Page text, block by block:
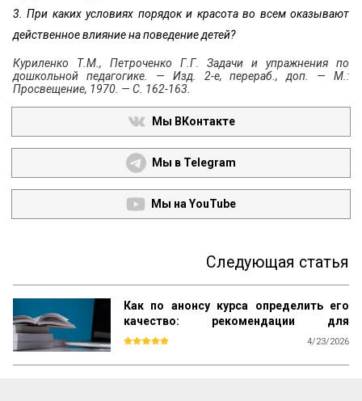
3. При каких условиях порядок и красота во всем оказывают
действенное влияние на поведение детей?
Куриленко Т.М., Петроченко Г.Г. Задачи и упражнения по
дошкольной педагогике. — Изд. 2-е, перераб., доп. — М.:
Просвещение, 1970. — С. 162-163.
Мы ВКонтакте
Мы в Telegram
Мы на YouTube
Следующая статья
Как по анонсу курса определить его
качество: рекомендации для
студентов
4/23/2026